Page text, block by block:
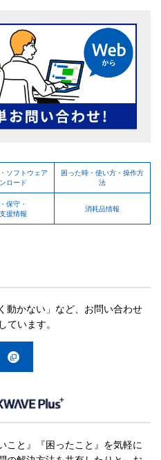
ソフトウェア
ロード
困った時・使い方・操作方
法
保守・
援情報
消耗品情報
動かない」など、お問い合わせ
ています。
こと』『困ったこと』を気軽に